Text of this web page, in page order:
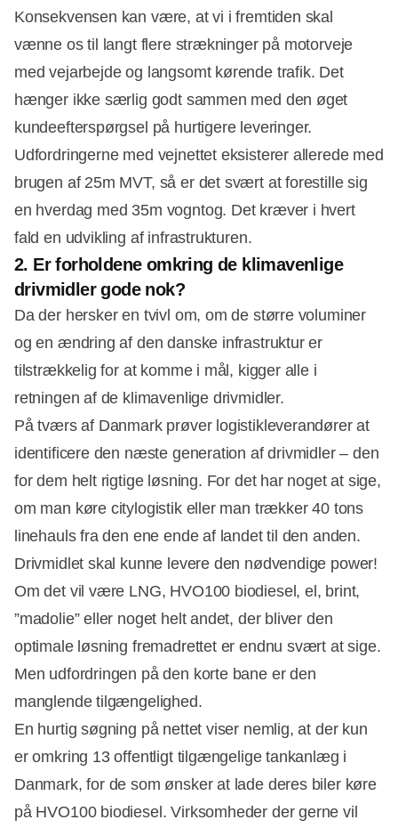
Konsekvensen kan være, at vi i fremtiden skal
vænne os til langt flere strækninger på motorveje
med vejarbejde og langsomt kørende trafik. Det
hænger ikke særlig godt sammen med den øget
kundeefterspørgsel på hurtigere leveringer.
Udfordringerne med vejnettet eksisterer allerede med
brugen af 25m MVT, så er det svært at forestille sig
en hverdag med 35m vogntog. Det kræver i hvert
fald en udvikling af infrastrukturen.
2. Er forholdene omkring de klimavenlige
drivmidler gode nok?
Da der hersker en tvivl om, om de større voluminer
og en ændring af den danske infrastruktur er
tilstrækkelig for at komme i mål, kigger alle i
retningen af de klimavenlige drivmidler.
På tværs af Danmark prøver logistikleverandører at
identificere den næste generation af drivmidler – den
for dem helt rigtige løsning. For det har noget at sige,
om man køre citylogistik eller man trækker 40 tons
linehauls fra den ene ende af landet til den anden.
Drivmidlet skal kunne levere den nødvendige power!
Om det vil være LNG, HVO100 biodiesel, el, brint,
”madolie” eller noget helt andet, der bliver den
optimale løsning fremadrettet er endnu svært at sige.
Men udfordringen på den korte bane er den
manglende tilgængelighed.
En hurtig søgning på nettet viser nemlig, at der kun
er omkring 13 offentligt tilgængelige tankanlæg i
Danmark, for de som ønsker at lade deres biler køre
på HVO100 biodiesel. Virksomheder der gerne vil